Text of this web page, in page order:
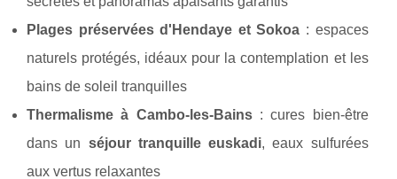
Plages préservées d'Hendaye et Sokoa : espaces
naturels protégés, idéaux pour la contemplation et les
bains de soleil tranquilles
Thermalisme à Cambo-les-Bains: cures bien-être
dans un séjour tranquille euskadi, eaux sulfurées
aux vertus relaxantes